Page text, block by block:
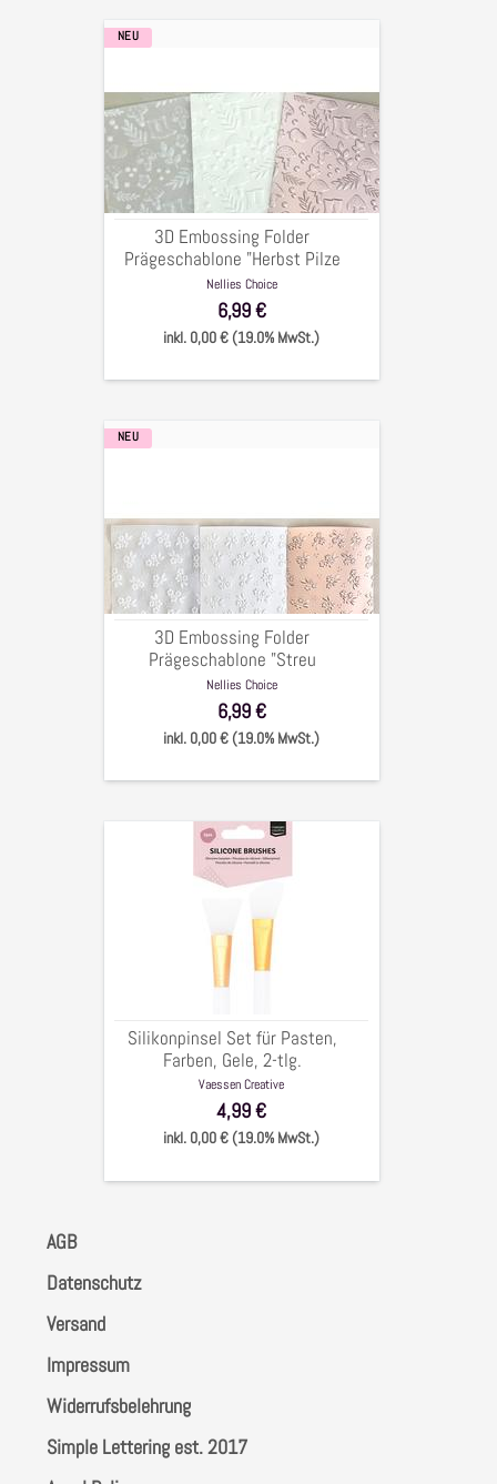
3D
Folder
Prägeschablone
"Herbst
Pilze
Blätter
15x15cm
NEU
3D Embossing Folder
Prägeschablone "Herbst Pilze
Blätter Mix", 15x15cm
Nellies Choice
6,99 €
inkl. 0,00 € (19.0% MwSt.)
3D
Prägeschablone
"Streu
Blumen",
15x15cm
NEU
3D Embossing Folder
Prägeschablone "Streu
Blumen", 15x15cm
Nellies Choice
6,99 €
inkl. 0,00 € (19.0% MwSt.)
Silikonpinsel
tlg.
Silikonpinsel Set für Pasten,
Farben, Gele, 2-tlg.
Vaessen Creative
4,99 €
inkl. 0,00 € (19.0% MwSt.)
AGB
Datenschutz
Versand
Impressum
Widerrufsbelehrung
Simple Lettering est. 2017